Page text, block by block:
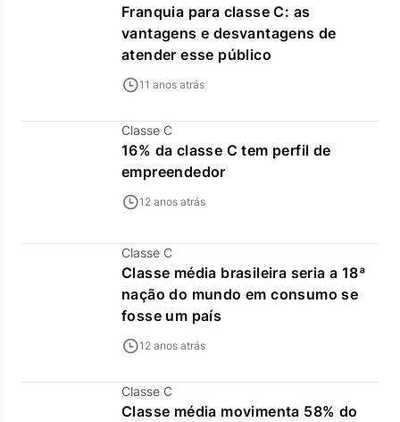
Franquia para classe C: as
vantagens e desvantagens de
atender esse público
11 anos atrás
Classe C
16% da classe C tem perfil de
empreendedor
12 anos atrás
Classe C
Classe média brasileira seria a 18ª
nação do mundo em consumo se
fosse um país
12 anos atrás
Classe C
Classe média movimenta 58% do